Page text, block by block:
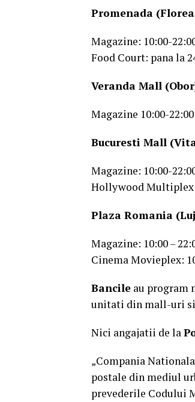
Promenada
Magazine: 10:00-
Food Court: pana la
Veranda Mall
Magazine 10:00-22:00
Bucuresti Mall
Magazine: 10:00-
Hollywood Multiplex:
Plaza Romania
Magazine: 10:00 –
Cinema Movieplex:
Bancile au program
unitati din mall-uri si
Nici angajatii de la
„Compania
postale din mediul
prevederile Codului